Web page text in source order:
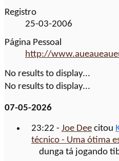
Registro
25-03-2006
Página Pessoal
http://
No results to display...
No results to display...
07-05-2026
23:22 - Joe Dee citou
técnico - Uma ótima
dunga tá jogando